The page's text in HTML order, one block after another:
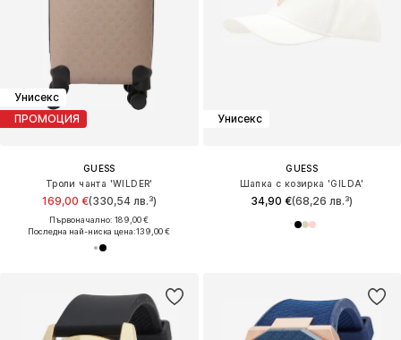
Унисекс
ПРОМОЦИЯ
GUESS
Троли чанта 'WILDER'
169,00 €(330,54 лв.³)
Първоначално: 189,00 €
Последна най-ниска цена:139,00 €
Унисекс
GUESS
Шапка с козирка 'GILDA'
34,90 €(68,26 лв.³)